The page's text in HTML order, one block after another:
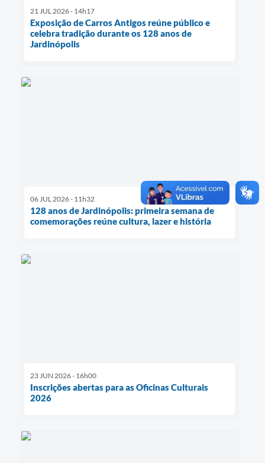
21 JUL 2026 - 14h17
Exposição de Carros Antigos reúne público e
celebra tradição durante os 128 anos de
Jardinópolis
06 JUL 2026 - 11h32
128 anos de Jardinópolis: primeira semana de
comemorações reúne cultura, lazer e história
23 JUN 2026 - 16h00
Inscrições abertas para as Oficinas Culturais
2026